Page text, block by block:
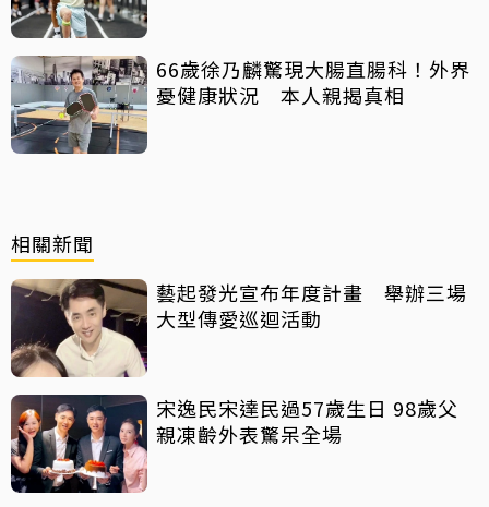
66歲徐乃麟驚現大腸直腸科！外界
憂健康狀況 本人親揭真相
相關新聞
藝起發光宣布年度計畫 舉辦三場
大型傳愛巡迴活動
宋逸民宋達民過57歲生日 98歲父
親凍齡外表驚呆全場